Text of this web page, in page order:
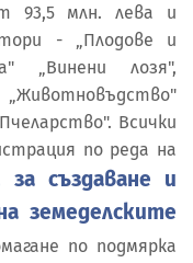
93,5 млн. лева и
- „Плодове и
„Винени лозя",
Всички
по реда на
създаване и
земеделските
по подмярка